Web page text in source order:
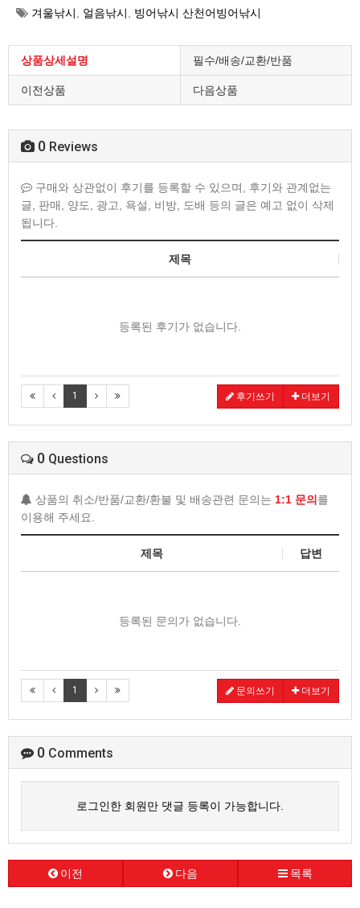
겨울낚시 얼음낚시 빙어낚시 산천어빙어낚시
상품상세설명 필수/배송/교환/반품
이전상품 다음상품
0 Reviews
구매와 상관없이 후기를 등록할 수 있으며, 후기와 관계없는
글, 판매, 양도, 광고, 욕설, 비방, 도배 등의 글은 예고 없이 삭제
됩니다.
제목
등록된 후기가 없습니다.
1 후기쓰기 더보기
0 Questions
상품의 취소/반품/교환/환불 및 배송관련 문의는 1:1 문의 를
이용해 주세요.
제목 답변
등록된 문의가 없습니다.
1 문의쓰기 더보기
0 Comments
로그인한 회원만 댓글 등록이 가능합니다.
이전 다음 목록